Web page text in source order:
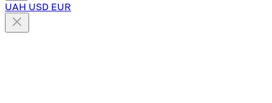
UAH USD EUR